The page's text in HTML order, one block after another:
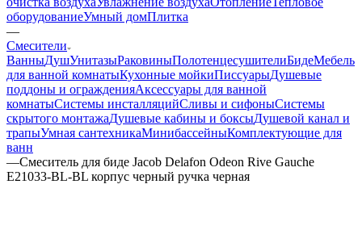
оборудованиеУмный домПлитка
—
Смесители
ВанныДушУнитазыРаковиныПолотенцесушителиБидеМебель
для ванной комнатыКухонные мойкиПиссуарыДушевые
поддоны и огражденияАксессуары для ванной
комнатыСистемы инсталляцийСливы и сифоныСистемы
скрытого монтажаДушевые кабины и боксыДушевой канал и
трапыУмная сантехникаМинибассейныКомплектующие для
ванн
—Смеситель для биде Jacob Delafon Odeon Rive Gauche
E21033-BL-BL корпус черный ручка черная